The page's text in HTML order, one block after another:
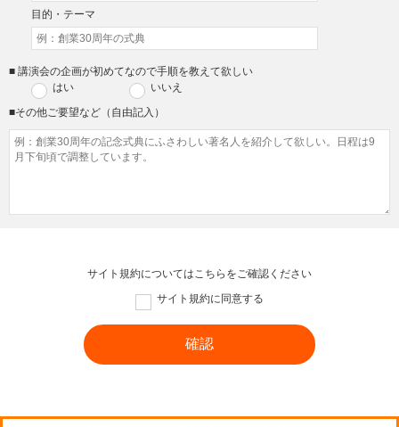
目的・テーマ
■ 講演会の企画が初めてなので手順を教えて欲しい
はい
いいえ
■その他ご要望など（自由記入）
サイト規約についてはこちら をご確認ください
サイト規約に同意する